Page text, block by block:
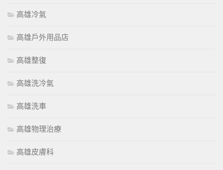
高雄冷氣
高雄戶外用品店
高雄整復
高雄洗冷氣
高雄洗車
高雄物理治療
高雄皮膚科